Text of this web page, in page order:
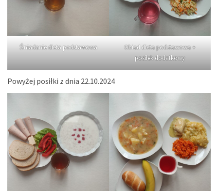
Śniadanie dieta podstawowa
Obiad dieta podstawowa +
posiłek dodatkowy
Powyżej posiłki z dnia 22.10.2024